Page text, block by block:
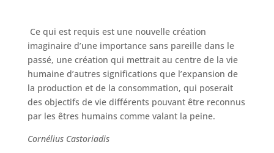
Ce qui est requis est une nouvelle création
imaginaire d’une importance sans pareille dans le
passé, une création qui mettrait au centre de la vie
humaine d’autres significations que l’expansion de
la production et de la consommation, qui poserait
des objectifs de vie différents pouvant être reconnus
par les êtres humains comme valant la peine.
Cornélius Castoriadis